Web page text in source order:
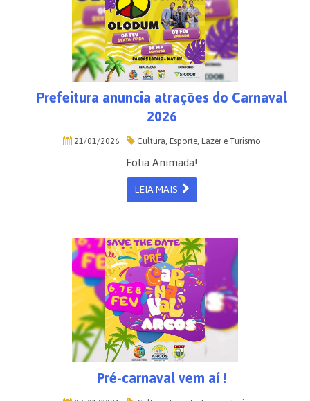
Prefeitura anuncia atrações do Carnaval
2026
21/01/2026 Cultura, Esporte, Lazer e Turismo
Folia Animada!
LEIA MAIS
Pré-carnaval vem aí !